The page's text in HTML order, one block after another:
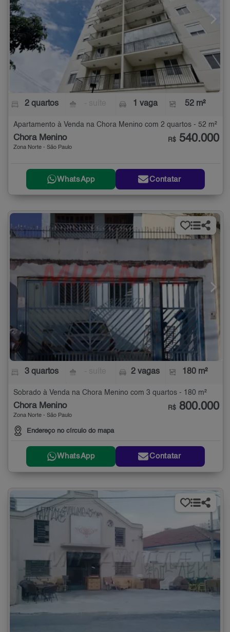
2 quartos 1 vaga 52 m²
Apartamento à Venda na Chora Menino com 2 quartos - 52 m²
Chora Menino
Zona Norte - São Paulo
R$ 540.000
WhatsApp Contatar
3 quartos 2 vagas 180 m²
Sobrado à Venda na Chora Menino com 3 quartos - 180 m²
Chora Menino
Zona Norte - São Paulo
Endereço no círculo do mapa
R$ 800.000
WhatsApp Contatar